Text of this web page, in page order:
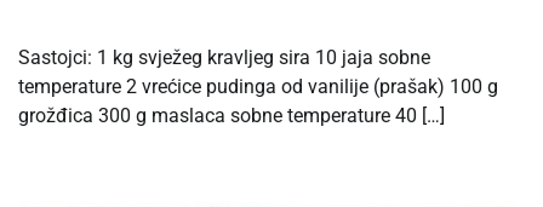
Sastojci: 1 kg svježeg kravljeg sira 10 jaja sobne
temperature 2 vrećice pudinga od vanilije (prašak) 100 g
grožđica 300 g maslaca sobne temperature 40 […]